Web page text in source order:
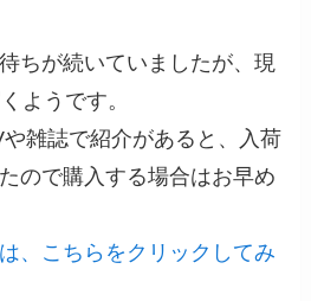
ちが続いていましたが、現
ようです。
雑誌で紹介があると、入荷
ので購入する場合はお早め
、こちらをクリックしてみ